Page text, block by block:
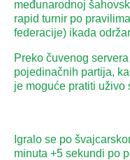
međunarodnoj
rapid turnir po
federacije) ikada
Preko čuvenog
pojedinačnih partija,
je moguće pratiti uživo
Igralo se po
minuta +5 sekundi po